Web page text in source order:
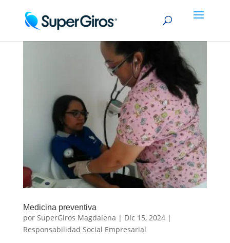
Medicina preventiva
por SuperGiros Magdalena | Dic 15, 2024|
Responsabilidad Social Empresarial